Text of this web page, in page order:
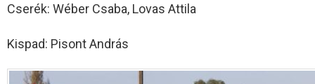
Cserék: Wéber Csaba, Lovas Attila
Kispad: Pisont András